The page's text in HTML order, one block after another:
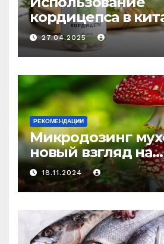
кордицепса в
медицине:
средство против
и истощения
27.04.2025
РЕКОМЕНДАЦИИ
Микродозинг
новый взгляд на
психоделику
18.11.2024